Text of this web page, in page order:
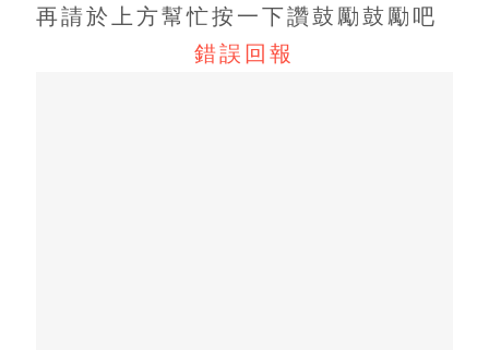
再請於上方幫忙按一下讚鼓勵鼓勵吧
錯誤回報